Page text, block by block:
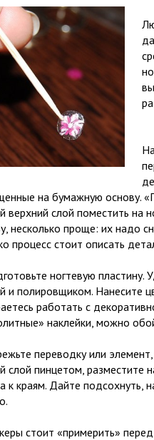
на бумажную основу.
верхний слой поместить на
несколько проще: их надо
процесс стоит описать
ногтевую пластину.
и полировщиком. Нанесите
работать с
наклейки, можно
переводку или
слой пинцетом, разместите
к краям. Дайте подсохнуть,
стоит «примерить»